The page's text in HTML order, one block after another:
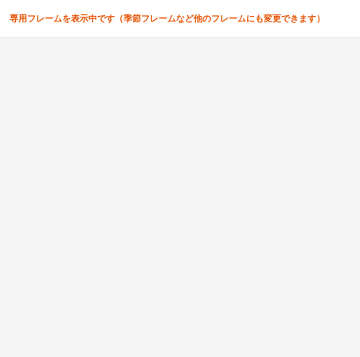
専用フレームを表示中です（季節フレームなど他のフレームにも変更できます）